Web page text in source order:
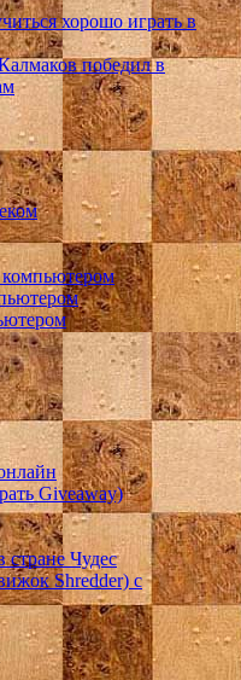
хорошо играть в
победил в
Giveaway)
Чудес
Shredder) с